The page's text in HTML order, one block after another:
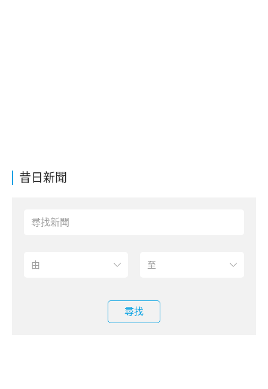
昔日新聞
尋找